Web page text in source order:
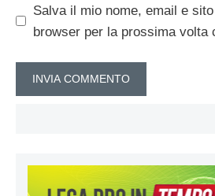
Salva il mio nome, email e
browser per la prossima volta